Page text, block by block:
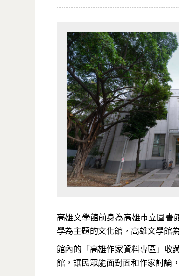
高雄文學館前身為高雄市立圖書
學為主題的文化館，高雄文學館
館內的「高雄作家資料專區」收
館，讓民眾能面對面和作家討論